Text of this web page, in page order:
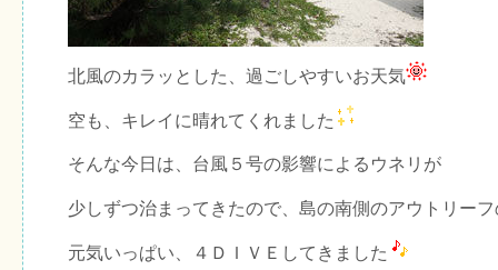
北風のカラッとした、過ごしやすいお天気
空も、キレイに晴れてくれました
そんな今日は、台風５号の影響によるウネリが
少しずつ治まってきたので、島の南側のアウトリー
元気いっぱい、４ＤＩＶＥしてきました